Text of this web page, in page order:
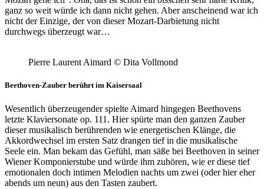
ganz so weit würde ich dann nicht gehen. Aber anscheinend war ich
nicht der Einzige, der von dieser Mozart-Darbietung nicht
durchwegs überzeugt war…
Pierre Laurent Aimard © Dita Vollmond
Beethoven-Zauber berührt im Kaisersaal
Wesentlich überzeugender spielte Aimard hingegen Beethovens
letzte Klaviersonate op. 111. Hier spürte man den ganzen Zauber
dieser musikalisch berührenden wie energetischen Klänge, die
Akkordwechsel im ersten Satz drangen tief in die musikalische
Seele ein. Man bekam das Gefühl, man säße bei Beethoven in seiner
Wiener Komponierstube und würde ihm zuhören, wie er diese tief
emotionalen doch intimen Melodien nachts um zwei (oder hier eher
abends um neun) aus den Tasten zaubert.